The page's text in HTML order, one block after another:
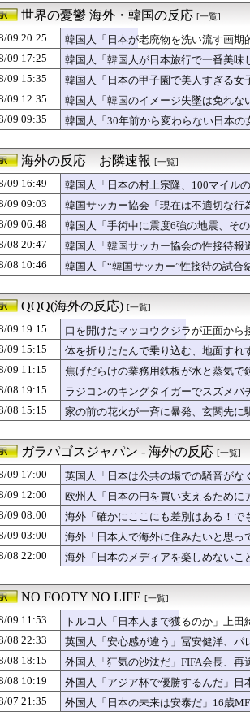
韓国人「イランの女性アナウンサー、生放送中に
【衝撃】韓国人「阪神ファン、38年ぶりに栓を抜い
れいわ新選組の新しい党名に世界が騒然！←「なん
ロシアがウクライナの捕虜でスペツナズ？（海外の
【ヨルダン】イスラエルの新しい靴【ポーランドボ
韓国人「出口調査で与党惨敗、野党圧勝の見込み…
海外の反応 山本由伸、無失点力投！ドジャースつ
韓国人「韓国のイメージ失墜は免れないのか？2011
大谷翔平の延長10回勝ち越しタイムリー内野安打
アメリカ「みんなの国の歴史的事件を捉えた画像を
海外の反応MLB：村上宗隆が2戦連発の26号、160キ
韓国人「村上宗隆160kmの速球をシーズン26号ホー
韓国人「日本人が絶対に違法駐車をしない本当の
村上宗隆の逆方向第26号ホームランにMLBファン
#韓国質問サイト 『韓国はG7先進国に登り詰めま
欧州人「日本の円を買い支えるためにアメリカがユ
海外「刈りたての芝生を嗅いだ瞬間、悩みゼロだっ
【衝撃】韓国人「日本の“おまかせ”定食がこれ」
ドナウ川が干上がって、ナチスの亡霊が見つかる（
【GAME】「欠点込みで愛するRPG」の議論が物議
理由もなくすぐファビョる韓国人、目の前で歩行者
【海外の反応】吉田のレッドソックス、6月25日以
焦げだらけの業務用鉄板が水と蒸気で鏡のようにピ
韓国人「日本人女性逮捕！ソウルで夜中一人ゴルフ
中国人「サッカーで日本代表を応援する中国人に
【朗報】韓国人「日本の白バイ隊員、人間やめてる
海外「ムネ砲」村上宗隆の２試合連続のポール直撃
【MLB】ドジャースファン「7連敗はしんどいわ……
佐々木朗希のグローブの大きさがやっぱりおかしい
【衝撃】韓国人「日本のバンド、歌詞に全部字幕つ
海外「日本で外国人が逮捕された場合ほとんど起訴
韓国人「30年前から変わらない日本の女子高生の姿
中国富裕層がオフショア課税で青息吐息！（海外の
【海外の反応】ドジャースの今季は悪夢と化した【
韓国人「韓国人が日本のラーメンについて勘違い
【GAME】「グランド・セフト・オートVI」の販売
韓国サッカー協会「現在は不適切な行為は絶対にな
【世界】アルティメット・エアストライク【ポーラ
【海外の反応】驚異の復興を遂げた広島・長崎！焼
【海外の反応】驚異の復興を遂げた広島・長崎！焼
【朗報】韓国人「日本の加湿器コーナー、霧が出す
韓国人「親孝行の台風は本当に日本が好きなんだな
海外「確かにここにも差別はある！でも日本を見
韓国人「性接待のサッカー試合で韓国は『無敗』…
【海外の反応】ドジャースが７連敗しても気の毒だ
世界の憂鬱 海外・韓国の反応 [一覧]
09 20:25
韓国人「日本が老廃物を洗い流す画
性‥」
09 17:25
韓国人「韓国人が日本旅行で一番美
09 15:35
韓国人「日本の甲子園で美人すぎる
09 12:35
韓国人「韓国のイメージ失墜は免れな
れる‥」
09 09:35
韓国人「30年前から変わらない日本
海外の反応 お隣速報 [一覧]
09 16:49
韓国人「日本の村上宗隆、100マイル
はこんな打者がいなのか」「アジア打
09 09:03
韓国サッカー協会「現在は不適切な
ｗｗ」「責任逃れが本当にひどい・・
09 06:48
韓国人「手術中に震度6強の地震、そ
う姿は韓国も見習わないと」「あんな
震】
08 20:47
韓国人「韓国サッカー協会の性接待
恥だ」「2002年まで疑う価値がある
08 10:46
韓国人「“韓国サッカー”性接待の試
QQQ(海外の反応) [一覧]
09 19:15
口を開けたマッコウクジラが正面か
け」【海外の反応】
09 15:15
体を折りたたんで乗り込む、地面すれ
09 11:15
焦げだらけの業務用鉄板が水と蒸気で
08 19:15
ラジコンのキングタイガーでスズメバ
08 15:15
家の前の花火が一斉に暴発、玄関先に
ガラパゴスジャパン - 海外の反応 [一覧]
09 17:00
英国人「日本は公共の場での騒音がな
09 12:00
欧州人「日本の円を買い支えるために
09 08:00
海外「確かにここにも差別はある！
09 03:00
海外「日本人で海外に住みたいと思っ
08 22:00
海外「日本のメディアを楽しめないこ
NO FOOTY NO LIFE [一覧]
09 11:53
トルコ人「日本人まで獲るのか」上
08 22:33
英国人「安心感が違う」冨安健洋、パ
応】
08 18:15
外国人「狂気の沙汰だ」FIFA会長、
【海外の反応】
08 10:19
外国人「アジア杯で優勝するんだ」日
人もポット1争いに熱視線！【海外の
07 21:35
外国人「日本の未来は安泰だ」16歳